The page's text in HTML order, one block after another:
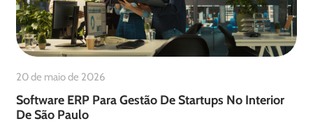
20 de maio de 2026
Software ERP Para Gestão De Startups No Interior
De São Paulo